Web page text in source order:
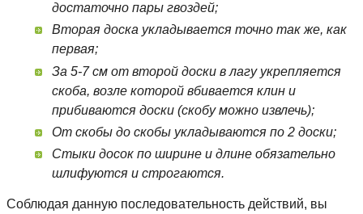
достаточно пары гвоздей;
Вторая доска укладывается точно так же, как
первая;
За 5-7 см от второй доски в лагу укрепляется
скоба, возле которой вбивается клин и
прибиваются доски (скобу можно извлечь);
От скобы до скобы укладываются по 2 доски;
Стыки досок по ширине и длине обязательно
шлифуются и строгаются.
Соблюдая данную последовательность действий, вы